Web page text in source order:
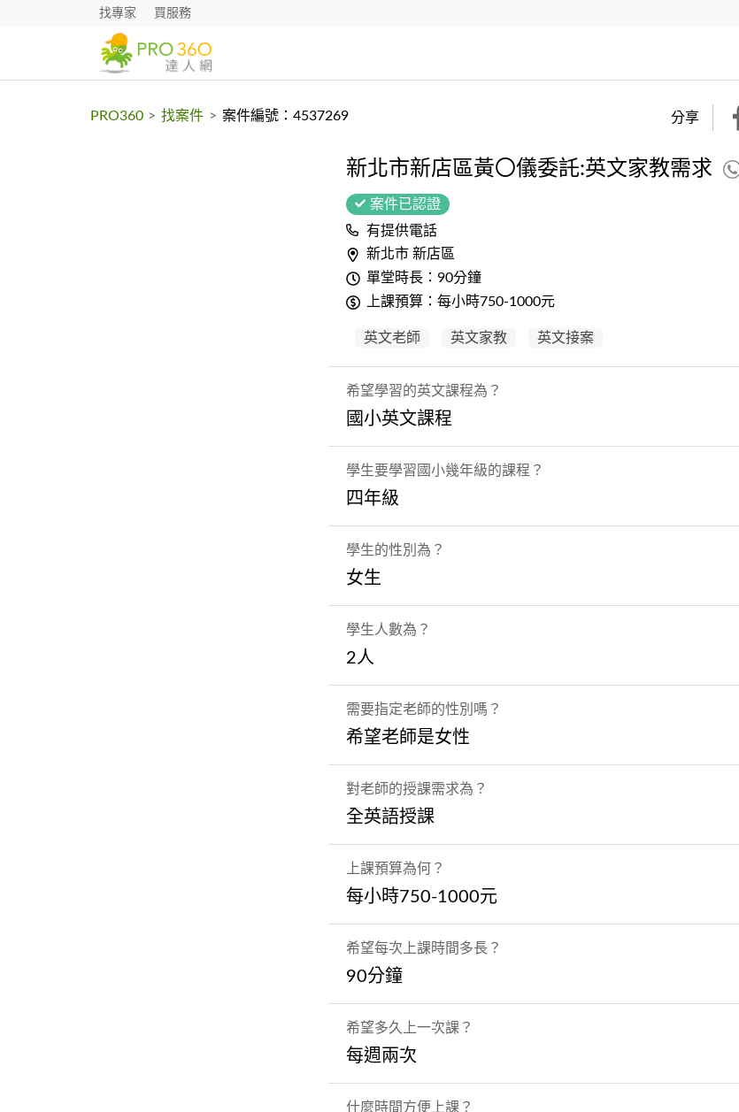
找專家 買服務
PRO360 > 找案件 > 案件編號：4537269 分享
新北市新店區黃〇儀委託:英文家教需求
案件已認證
有提供電話
新北市 新店區
單堂時長：90分鐘
上課預算：每小時750-1000元
英文老師 英文家教 英文接案
希望學習的英文課程為？
國小英文課程
學生要學習國小幾年級的課程？
四年級
學生的性別為？
女生
學生人數為？
2人
需要指定老師的性別嗎？
希望老師是女性
對老師的授課需求為？
全英語授課
上課預算為何？
每小時750-1000元
希望每次上課時間多長？
90分鐘
希望多久上一次課？
每週兩次
什麼時間方便上課？